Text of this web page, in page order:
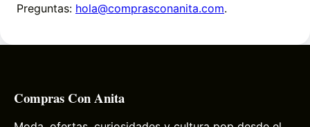
Preguntas: hola@comprasconanita.com.
Compras Con Anita